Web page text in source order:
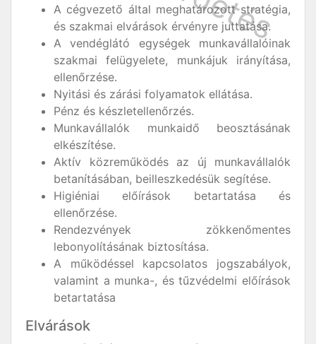
A cégvezető által meghatározott stratégia,
és szakmai elvárások érvényre juttatása.
A vendéglátó egységek munkavállalóinak
szakmai felügyelete, munkájuk irányítása,
ellenőrzése.
Nyitási és zárási folyamatok ellátása.
Pénz és készletellenőrzés.
Munkavállalók munkaidő beosztásának
elkészítése.
Aktív közreműködés az új munkavállalók
betanításában, beilleszkedésük segítése.
Higiéniai előírások betartatása és
ellenőrzése.
Rendezvények zökkenőmentes
lebonyolításának biztosítása.
A működéssel kapcsolatos jogszabályok,
valamint a munka-, és tűzvédelmi előírások
betartatása
Elvárások